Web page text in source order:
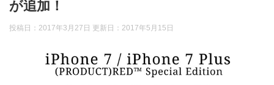
が追加！
投稿日：2017年3月27日 更新日： 2017年5月15日